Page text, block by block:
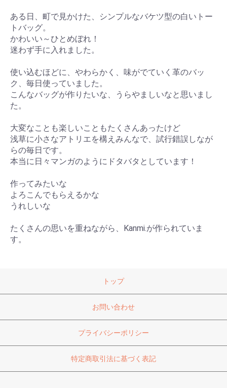
ある日、町で見かけた、シンプルなバケツ型の白いトー
トバッグ。
かわいい～ひとめぼれ！
迷わず手に入れました。
使い込むほどに、やわらかく、味がでていく革のバッ
ク、毎日使っていました。
こんなバッグが作りたいな、うらやましいなと思いまし
た。
大変なことも楽しいこともたくさんあったけど
浅草に小さなアトリエを構えみんなで、試行錯誤しなが
らの毎日です。
本当に日々マンガのようにドタバタとしています！
作ってみたいな
よろこんでもらえるかな
うれしいな
たくさんの思いを重ねながら、Kanmi.が作られていま
す。
トップ
お問い合わせ
プライバシーポリシー
特定商取引法に基づく表記